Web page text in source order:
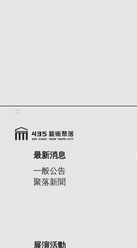
:::
最新消息
一般公告
聚落新聞
展演活動